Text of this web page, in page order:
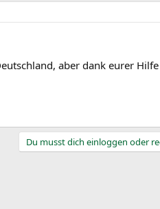
aber dank eurer
Du musst dich einloggen oder